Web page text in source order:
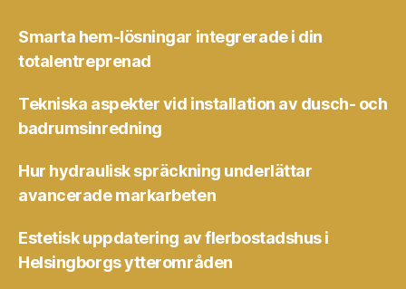
Smarta hem-lösningar integrerade i din
totalentreprenad
Tekniska aspekter vid installation av dusch- och
badrumsinredning
Hur hydraulisk spräckning underlättar
avancerade markarbeten
Estetisk uppdatering av flerbostadshus i
Helsingborgs ytterområden